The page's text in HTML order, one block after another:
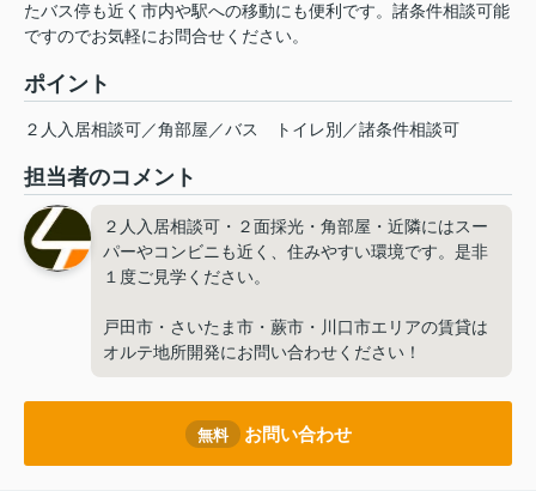
たバス停も近く市内や駅への移動にも便利です。諸条件相談可能
ですのでお気軽にお問合せください。
ポイント
２人入居相談可／角部屋／バス トイレ別／諸条件相談可
担当者のコメント
２人入居相談可・２面採光・角部屋・近隣にはスー
パーやコンビニも近く、住みやすい環境です。是非
１度ご見学ください。
戸田市・さいたま市・蕨市・川口市エリアの賃貸は
オルテ地所開発にお問い合わせください！
無料 お問い合わせ